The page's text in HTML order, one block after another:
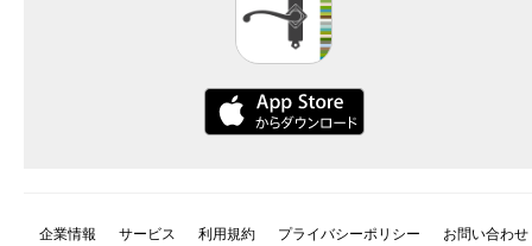
企業情報 サービス 利用規約 プライバシーポリシー お問い合わせ